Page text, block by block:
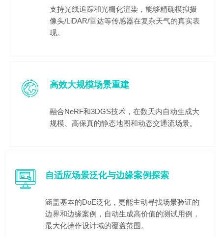
支持光线追踪和光栅化渲染，能够精确模拟摄
像头/LiDAR/雷达等传感器在复杂天气的真实表
现。
高效大规模场景重建
融合NeRF和3DGS技术，在数天内自动生成大
规模、高保真的静态地图和动态交通流场景。
自适应场景泛化与边缘案例探索
涵盖基本的DoE泛化，更能主动寻找场景验证的
边界和边缘案例，自动生成高价值的测试用例，
最大化操作设计域的覆盖范围。